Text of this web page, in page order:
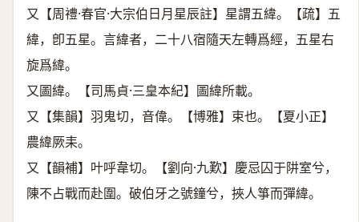
又【周禮·春官·大宗伯日月星辰註】星謂五緯。【疏】五
緯，卽五星。言緯者，二十八宿隨天左轉爲經，五星右
旋爲緯。
又圖緯。【司馬貞·三皇本紀】圖緯所載。
又【集韻】羽鬼切，音偉。【博雅】束也。【夏小正】
農緯厥耒。
又【韻補】叶呼韋切。【劉向·九歎】慶忌囚于阱室兮，
陳不占戰而赴圍。破伯牙之號鐘兮，挾人箏而彈緯。